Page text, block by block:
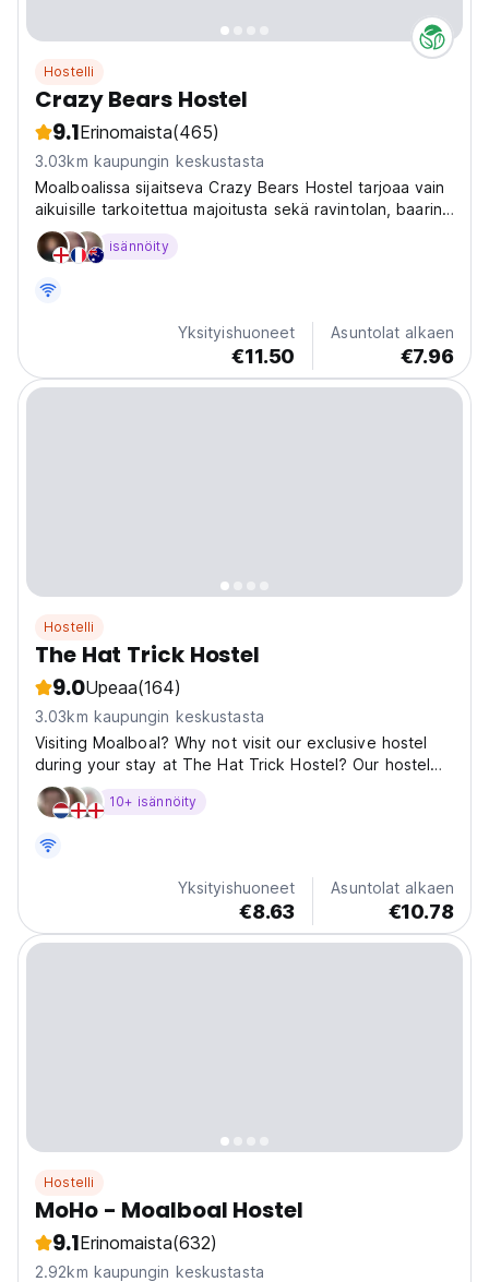
Hostelli
Crazy Bears Hostel
9.1Erinomaista(465)
3.03km kaupungin keskustasta
Moalboalissa sijaitseva Crazy Bears Hostel tarjoaa vain
aikuisille tarkoitettua majoitusta sekä ravintolan, baarin
ja puutarhan.
isännöity
Yksityishuoneet
€11.50
Asuntolat alkaen
€7.96
Hostelli
The Hat Trick Hostel
9.0Upeaa(164)
3.03km kaupungin keskustasta
Visiting Moalboal? Why not visit our exclusive hostel
during your stay at The Hat Trick Hostel? Our hostel
offers a completely new design with it's unique roof
and native wood, with our hand crafted furniture in all
10+ isännöity
Yksityishuoneet
€8.63
Asuntolat alkaen
€10.78
Hostelli
MoHo - Moalboal Hostel
9.1Erinomaista(632)
2.92km kaupungin keskustasta